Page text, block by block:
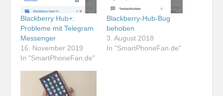
Blackberry Hub+:
Probleme mit Telegram
Messenger
16. November 2019
In "SmartPhoneFan.de"
Blackberry-Hub-Bug
behoben
3. August 2018
In "SmartPhoneFan.de"